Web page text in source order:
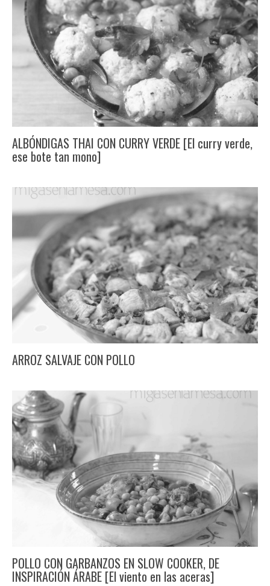
ALBÓNDIGAS THAI CON CURRY VERDE [El curry verde,
ese bote tan mono]
ARROZ SALVAJE CON POLLO
POLLO CON GARBANZOS EN SLOW COOKER, DE
INSPIRACIÓN ÁRABE [El viento en las aceras]